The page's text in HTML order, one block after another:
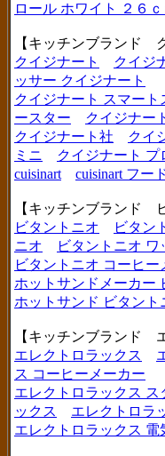
ロール ホワイト ２６ｃ
【キッチンブランド
クイジナート
クイジ
ッサー クイジナート
クイジナート スマー
ースター
クイジナー
クイジナート社
クイ
ミニ
クイジナート プ
cuisinart
cuisinart フー
【キッチンブランド
ビタントニオ
ビタン
ニオ
ビタントニオ
ビタントニオ コーヒー
ホットサンドメーカー
ホットサンド ビタント
【キッチンブランド
エレクトロラックス
ス コーヒーメーカー
エレクトロラックス ス
ックス
エレクトロラ
エレクトロラックス 電